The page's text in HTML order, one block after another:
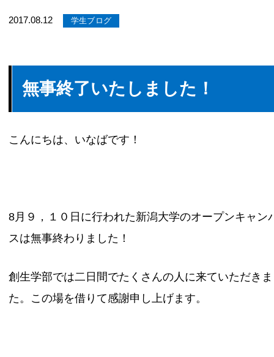
2017.08.12 学生ブログ
無事終了いたしました！
こんにちは、いなばです！
8月９，１０日に行われた新潟大学のオープンキャン
スは無事終わりました！
創生学部では二日間でたくさんの人に来ていただき
た。この場を借りて感謝申し上げます。